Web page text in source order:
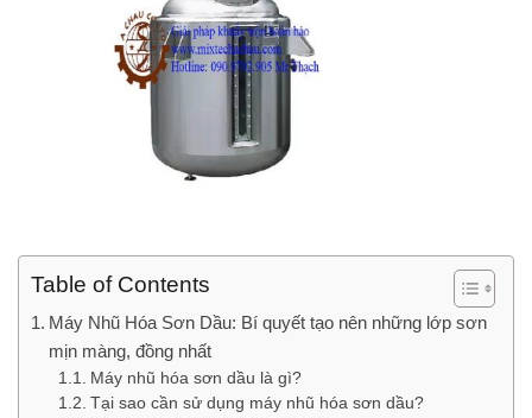
Table of Contents
Máy Nhũ Hóa Sơn Dầu: Bí quyết tạo nên những lớp sơn
mịn màng, đồng nhất
Máy nhũ hóa sơn dầu là gì?
Tại sao cần sử dụng máy nhũ hóa sơn dầu?